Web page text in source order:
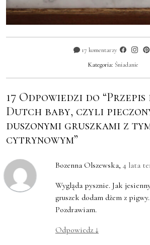
17 komentarzy
Kategoria: Śniadanie
17 Odpowiedzi do
Dutch baby, czyli
duszonymi gruszkami z
cytrynowym”
Bozenna Olszewska, 4 lata
Wygląda pysznie. Jak
gruszek dodam dżem z pigwy.
Pozdrawiam.
Odpowiedz ↓